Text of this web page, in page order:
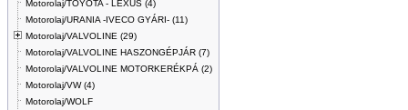
Motorolaj/TOYOTA - LEXUS (4)
Motorolaj/URANIA -IVECO GYÁRI- (11)
Motorolaj/VALVOLINE (29)
Motorolaj/VALVOLINE HASZONGÉPJÁR (7)
Motorolaj/VALVOLINE MOTORKERÉKPÁ (2)
Motorolaj/VW (4)
Motorolaj/WOLF